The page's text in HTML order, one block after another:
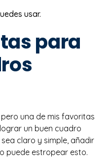
usar.
para
una de mis favoritas
un buen cuadro
claro y simple, añadir
puede estropear esto.